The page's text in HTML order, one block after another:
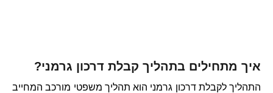
איך מתחילים בתהליך קבלת דרכון גרמני?
התהליך לקבלת דרכון גרמני הוא תהליך משפטי מורכב המחייב